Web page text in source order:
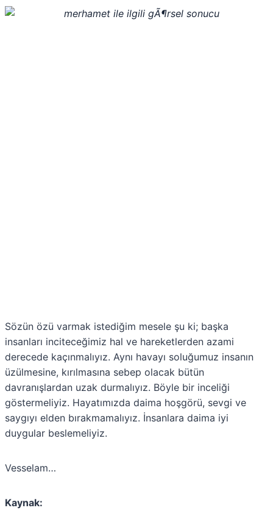
Sözün özü varmak istediğim mesele şu ki; başka
insanları inciteceğimiz hal ve hareketlerden azami
derecede kaçınmalıyız. Aynı havayı soluğumuz insanın
üzülmesine, kırılmasına sebep olacak bütün
davranışlardan uzak durmalıyız. Böyle bir inceliği
göstermeliyiz. Hayatımızda daima hoşgörü, sevgi ve
saygıyı elden bırakmamalıyız. İnsanlara daima iyi
duygular beslemeliyiz.
Vesselam…
Kaynak: